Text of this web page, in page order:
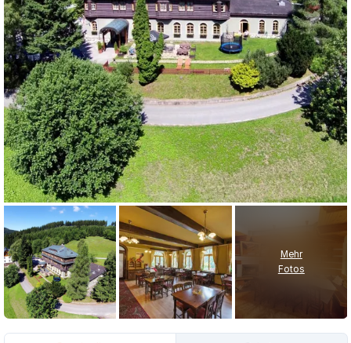
Mehr
Fotos